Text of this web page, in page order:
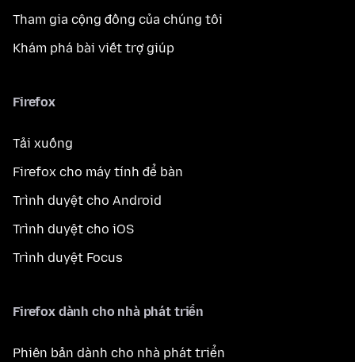
Tham gia cộng đồng của chúng tôi
Khám phá bài viết trợ giúp
Firefox
Tải xuống
Firefox cho máy tính để bàn
Trình duyệt cho Android
Trình duyệt cho iOS
Trình duyệt Focus
Firefox dành cho nhà phát triển
Phiên bản dành cho nhà phát triển